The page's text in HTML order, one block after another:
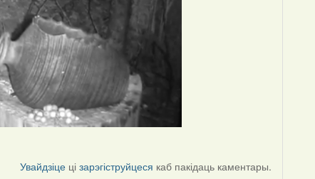
Увайдзіце цізарэгіструйцеся каб пакідаць каментары.